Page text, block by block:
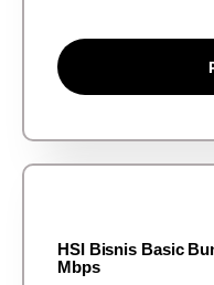
HSI Bisnis Basic
Mbps